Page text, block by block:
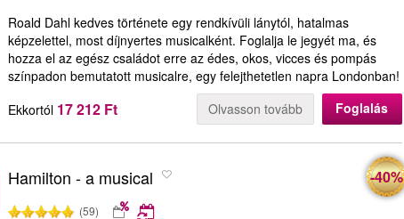
Roald Dahl kedves története egy rendkívüli lánytól, hatalmas
képzelettel, most díjnyertes musicalként. Foglalja le jegyét ma, és
hozza el az egész családot erre az édes, okos, vicces és pompás
színpadon bemutatott musicalre, egy felejthetetlen napra Londonban!
Ekkortól 17 212 Ft Olvasson tovább Foglalás
Hamilton - a musical
(59)
-40%